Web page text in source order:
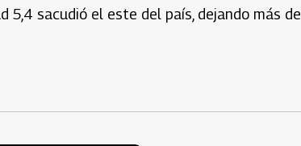
5,4 sacudió el este del país, dejando más de